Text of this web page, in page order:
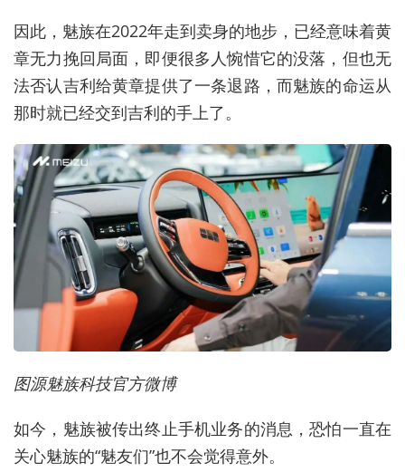
因此，魅族在2022年走到卖身的地步，已经意味着黄
章无力挽回局面，即便很多人惋惜它的没落，但也无
法否认吉利给黄章提供了一条退路，而魅族的命运从
那时就已经交到吉利的手上了。
图源魅族科技官方微博
如今，魅族被传出终止手机业务的消息，恐怕一直在
关心魅族的“魅友们”也不会觉得意外。